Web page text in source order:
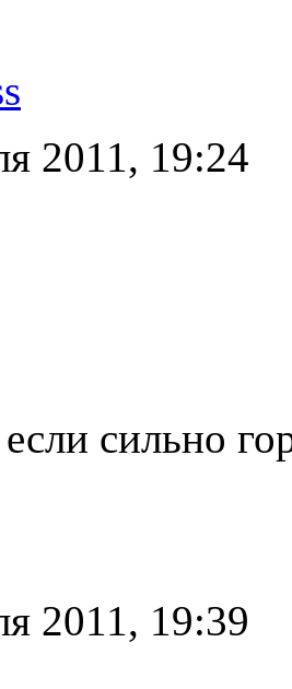
2011, 19:24
сильно
2011, 19:39